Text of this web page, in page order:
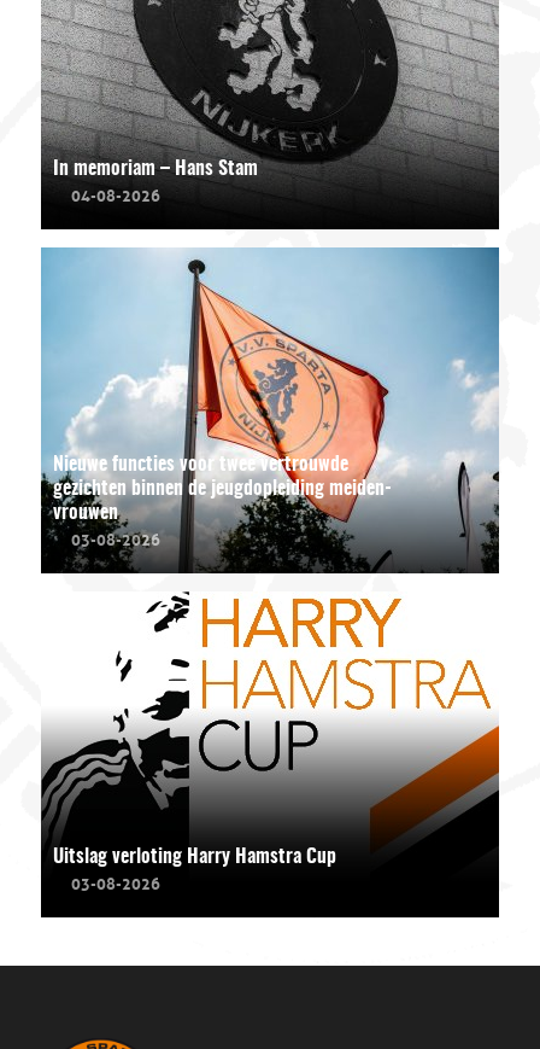
In memoriam – Hans Stam
04-08-2026
Nieuwe functies voor twee vertrouwde
gezichten binnen de jeugdopleiding meiden-
vrouwen
03-08-2026
Uitslag verloting Harry Hamstra Cup
03-08-2026